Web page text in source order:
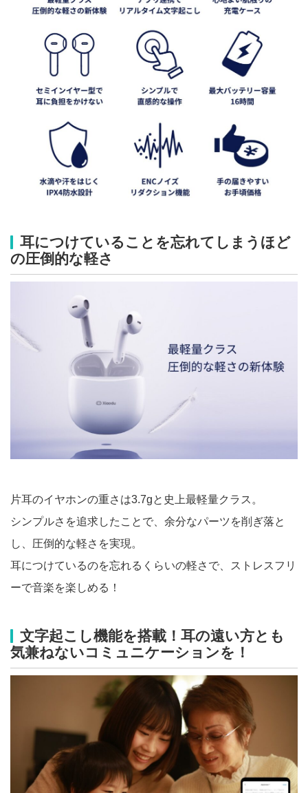
耳につけていることを忘れてしまうほど
の圧倒的な軽さ
片耳のイヤホンの重さは3.7gと史上最軽量クラス。
シンプルさを追求したことで、余分なパーツを削ぎ落と
し、圧倒的な軽さを実現。
耳につけているのを忘れるくらいの軽さで、ストレスフリ
ーで音楽を楽しめる！
文字起こし機能を搭載！耳の遠い方とも
気兼ねないコミュニケーションを！